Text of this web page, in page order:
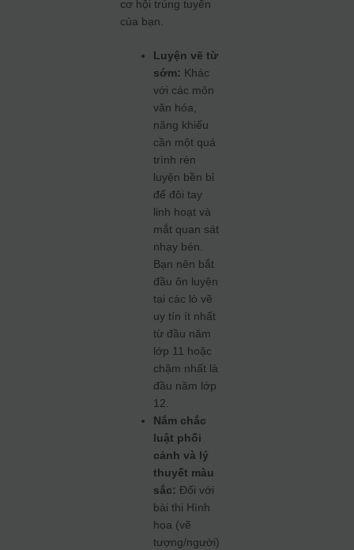
cơ hội trúng tuyển
của bạn.
Luyện vẽ từ
sớm: Khác
với các môn
văn hóa,
năng khiếu
cần một quá
trình rèn
luyện bền bỉ
để đôi tay
linh hoạt và
mắt quan sát
nhạy bén.
Bạn nên bắt
đầu ôn luyện
tại các lò vẽ
uy tín ít nhất
từ đầu năm
lớp 11 hoặc
chậm nhất là
đầu năm lớp
12.
Nắm chắc
luật phối
cảnh và lý
thuyết màu
sắc: Đối với
bài thi Hình
họa (vẽ
tượng/người)